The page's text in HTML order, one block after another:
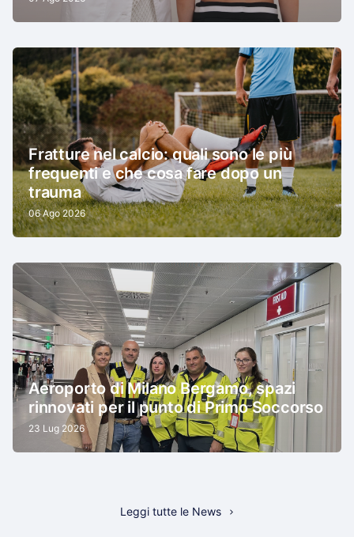
Fratture nel calcio: quali sono le più
frequenti e che cosa fare dopo un
trauma
06 Ago 2026
Aeroporto di Milano Bergamo, spazi
rinnovati per il punto di Primo Soccorso
23 Lug 2026
Leggi tutte le News